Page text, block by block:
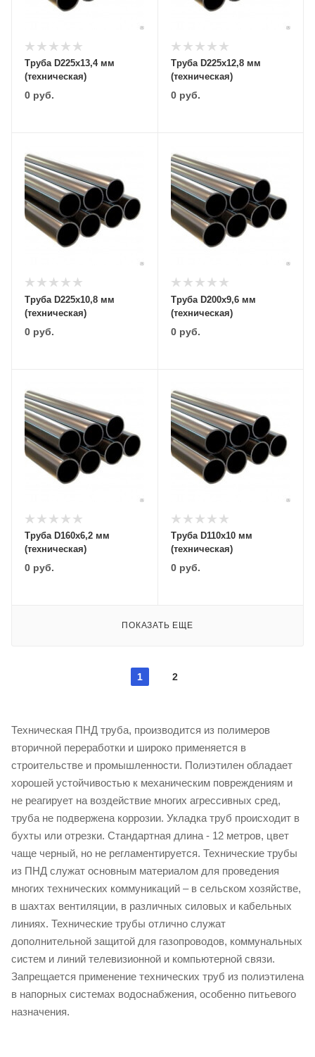
Труба D225х13,4 мм
(техническая)
0 руб.
Труба D225х12,8 мм
(техническая)
0руб.
Труба D225х10,8 мм
(техническая)
0 руб.
Труба D200х9,6 мм
(техническая)
0руб.
Труба D160х6,2 мм
(техническая)
0 руб.
Труба D110х10 мм
(техническая)
0руб.
ПОКАЗАТЬ ЕЩЕ
1 2
Техническая ПНД труба, производится из полимеров
вторичной переработки и широко применяется в
строительстве и промышленности. Полиэтилен обладает
хорошей устойчивостью к механическим повреждениям и
не реагирует на воздействие многих агрессивных сред,
труба не подвержена коррозии. Укладка труб происходит в
бухты или отрезки. Стандартная длина - 12 метров, цвет
чаще черный, но не регламентируется. Технические трубы
из ПНД служат основным материалом для проведения
многих технических коммуникаций – в сельском хозяйстве,
в шахтах вентиляции, в различных силовых и кабельных
линиях. Технические трубы отлично служат
дополнительной защитой для газопроводов, коммунальных
систем и линий телевизионной и компьютерной связи.
Запрещается применение технических труб из полиэтилена
в напорных системах водоснабжения, особенно питьевого
назначения.